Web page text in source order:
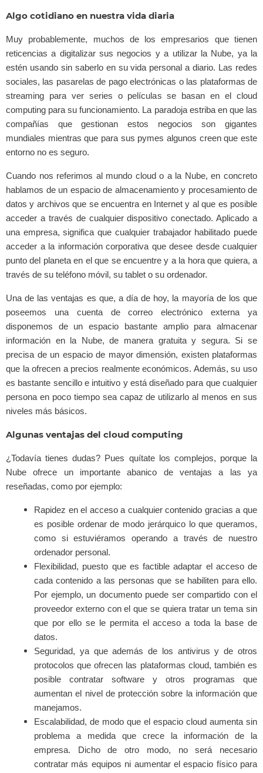
Algo cotidiano en nuestra vida diaria
Muy probablemente, muchos de los empresarios que tienen
reticencias a digitalizar sus negocios y a utilizar la Nube, ya la
estén usando sin saberlo en su vida personal a diario. Las redes
sociales, las pasarelas de pago electrónicas o las plataformas de
streaming para ver series o películas se basan en el cloud
computing para su funcionamiento. La paradoja estriba en que las
compañías que gestionan estos negocios son gigantes
mundiales mientras que para sus pymes algunos creen que este
entorno no es seguro.
Cuando nos referimos al mundo cloud o a la Nube, en concreto
hablamos de un espacio de almacenamiento y procesamiento de
datos y archivos que se encuentra en Internet y al que es posible
acceder a través de cualquier dispositivo conectado. Aplicado a
una empresa, significa que cualquier trabajador habilitado puede
acceder a la información corporativa que desee desde cualquier
punto del planeta en el que se encuentre y a la hora que quiera, a
través de su teléfono móvil, su tablet o su ordenador.
Una de las ventajas es que, a día de hoy, la mayoría de los que
poseemos una cuenta de correo electrónico externa ya
disponemos de un espacio bastante amplio para almacenar
información en la Nube, de manera gratuita y segura. Si se
precisa de un espacio de mayor dimensión, existen plataformas
que la ofrecen a precios realmente económicos. Además, su uso
es bastante sencillo e intuitivo y está diseñado para que cualquier
persona en poco tiempo sea capaz de utilizarlo al menos en sus
niveles más básicos.
Algunas ventajas del cloud computing
¿Todavía tienes dudas? Pues quítate los complejos, porque la
Nube ofrece un importante abanico de ventajas a las ya
reseñadas, como por ejemplo:
Rapidez en el acceso a cualquier contenido gracias a que
es posible ordenar de modo jerárquico lo que queramos,
como si estuviéramos operando a través de nuestro
ordenador personal.
Flexibilidad, puesto que es factible adaptar el acceso de
cada contenido a las personas que se habiliten para ello.
Por ejemplo, un documento puede ser compartido con el
proveedor externo con el que se quiera tratar un tema sin
que por ello se le permita el acceso a toda la base de
datos.
Seguridad, ya que además de los antivirus y de otros
protocolos que ofrecen las plataformas cloud, también es
posible contratar software y otros programas que
aumentan el nivel de protección sobre la información que
manejamos.
Escalabilidad, de modo que el espacio cloud aumenta sin
problema a medida que crece la información de la
empresa. Dicho de otro modo, no será necesario
contratar más equipos ni aumentar el espacio físico para